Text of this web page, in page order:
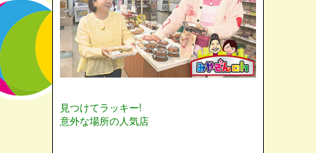
見つけてラッキー!
意外な場所の人気店